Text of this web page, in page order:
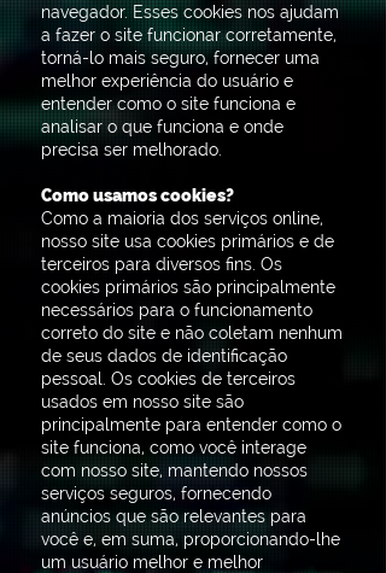
navegador. Esses cookies nos ajudam
a fazer o site funcionar corretamente,
torná-lo mais seguro, fornecer uma
melhor experiência do usuário e
entender como o site funciona e
analisar o que funciona e onde
precisa ser melhorado.
Como usamos cookies?
Como a maioria dos serviços online,
nosso site usa cookies primários e de
terceiros para diversos fins. Os
cookies primários são principalmente
necessários para o funcionamento
correto do site e não coletam nenhum
de seus dados de identificação
pessoal. Os cookies de terceiros
usados ​​em nosso site são
principalmente para entender como o
site funciona, como você interage
com nosso site, mantendo nossos
serviços seguros, fornecendo
anúncios que são relevantes para
você e, em suma, proporcionando-lhe
um usuário melhor e melhor